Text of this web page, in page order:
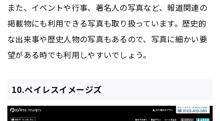
また、イベントや行事、著名人の写真など、報道関連の
掲載物にも利用できる写真も取り扱っています。歴史的
な出来事や歴史人物の写真もあるので、写真に細かい要
望がある時でも利用しやすいでしょう。
10.ペイレスイメージズ